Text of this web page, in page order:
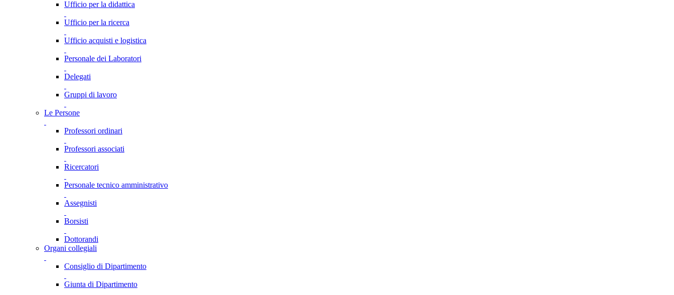
Ufficio per la didattica
Ufficio per la ricerca
Ufficio acquisti e logistica
Personale dei Laboratori
Delegati
Gruppi di lavoro
Le Persone
Professori ordinari
Professori associati
Ricercatori
Personale tecnico amministrativo
Assegnisti
Borsisti
Dottorandi
Organi collegiali
Consiglio di Dipartimento
Giunta di Dipartimento